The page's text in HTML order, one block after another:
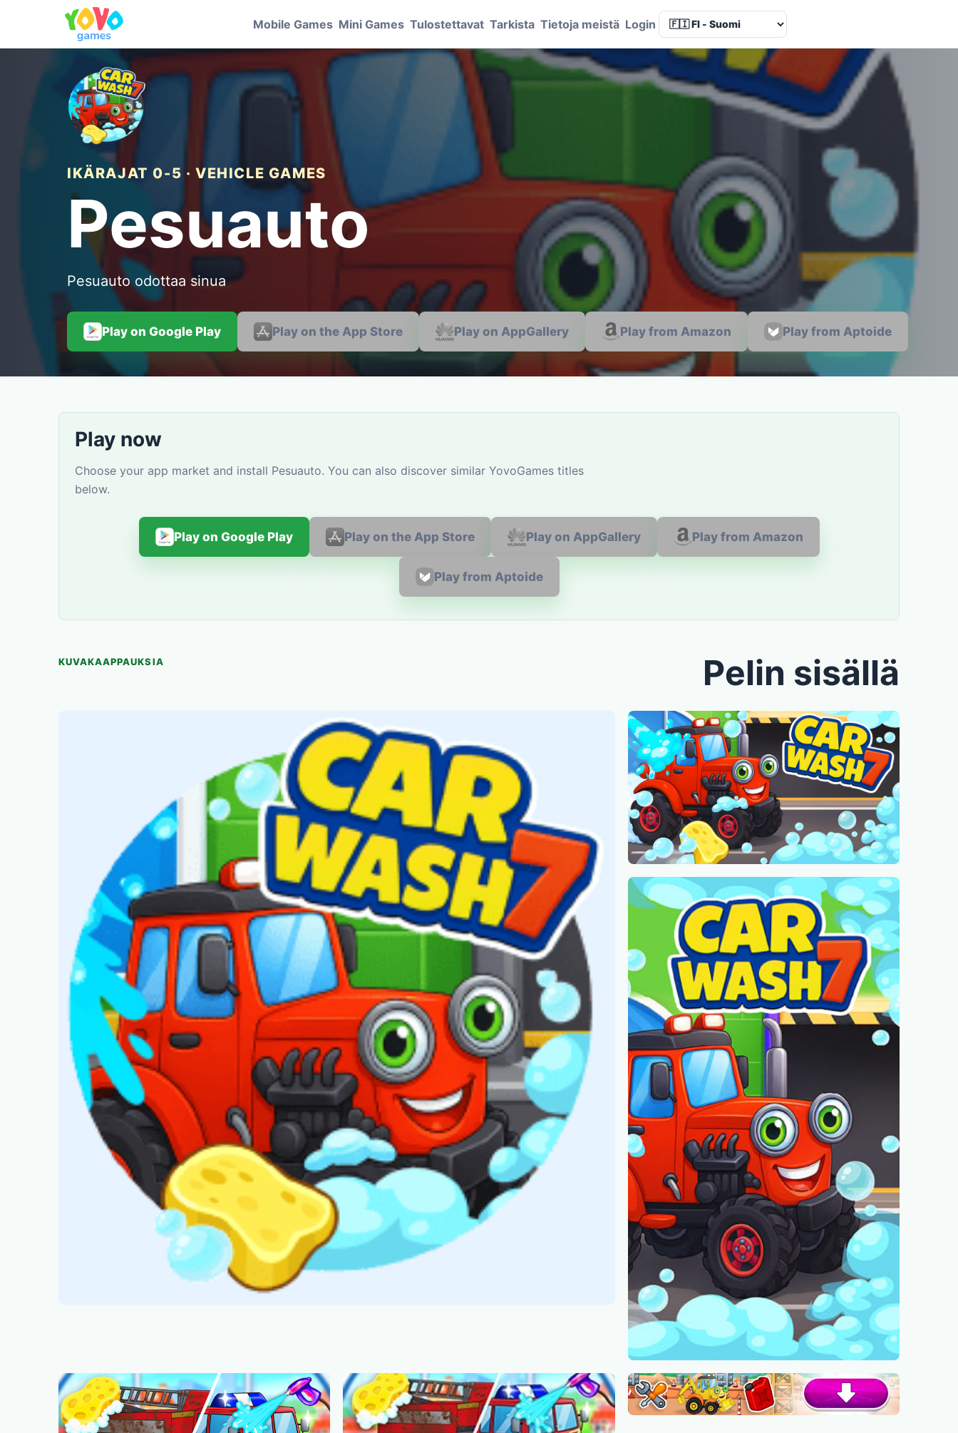
Mobile Games Mini Games Tulostettavat Tarkista Tietoja meistä Login Language
IKÄRAJAT 0-5 · VEHICLE GAMES
Pesuauto
Pesuauto odottaa sinua
Play on Google Play Play on the App Store Play on AppGallery Play from Amazon Play from Aptoide
Play now
Choose your app market and install Pesuauto. You can also discover similar YovoGames titles
below.
Play on Google Play Play on the App Store Play on AppGallery Play from Amazon
Play from Aptoide
KUVAKAAPPAUKSIA Pelin sisällä